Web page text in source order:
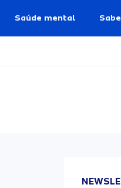
Saúde mental